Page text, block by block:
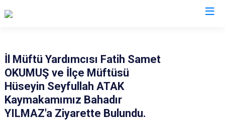
Enez
Havsa
İpsala
İl Müftü Yardımcısı Fatih Samet
OKUMUŞ ve İlçe Müftüsü
Hüseyin Seyfullah ATAK
Kaymakamımız Bahadır
YILMAZ'a Ziyarette Bulundu.